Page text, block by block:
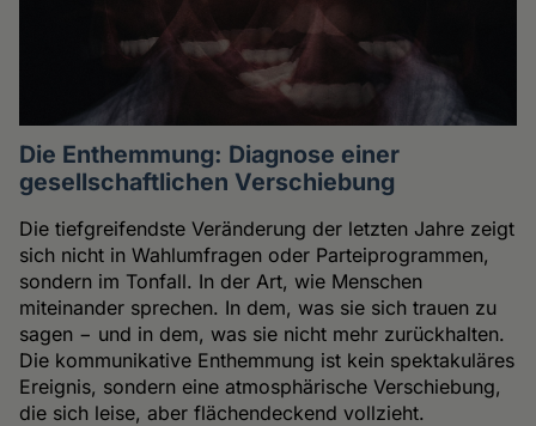
Die Enthemmung: Diagnose einer
gesellschaftlichen Verschiebung
Die tiefgreifendste Veränderung der letzten Jahre zeigt
sich nicht in Wahlumfragen oder Parteiprogrammen,
sondern im Tonfall. In der Art, wie Menschen
miteinander sprechen. In dem, was sie sich trauen zu
sagen − und in dem, was sie nicht mehr zurückhalten.
Die kommunikative Enthemmung ist kein spektakuläres
Ereignis, sondern eine atmosphärische Verschiebung,
die sich leise, aber flächendeckend vollzieht.